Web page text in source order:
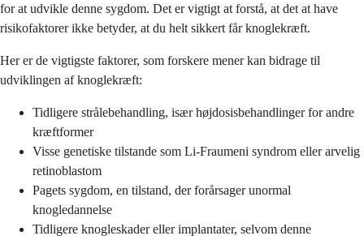
for at udvikle denne sygdom. Det er vigtigt at forstå, at det at have
risikofaktorer ikke betyder, at du helt sikkert får knoglekræft.
Her er de vigtigste faktorer, som forskere mener kan bidrage til
udviklingen af knoglekræft:
Tidligere strålebehandling, især højdosisbehandlinger for andre
kræftformer
Visse genetiske tilstande som Li-Fraumeni syndrom eller arvelig
retinoblastom
Pagets sygdom, en tilstand, der forårsager unormal
knogledannelse
Tidligere knogleskader eller implantater, selvom denne